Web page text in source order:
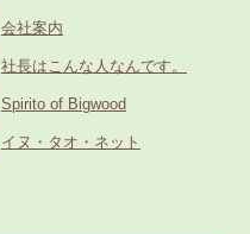
会社案内
社長はこんな人なんです。
Spirito of Bigwood
イヌ・タオ・ネット